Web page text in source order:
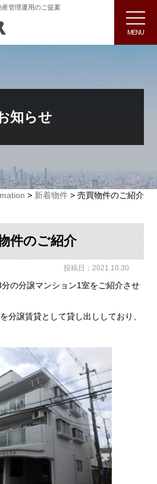
管理運用のご提案
MENU
知らせ
> 新着物件> 売買物件のご紹介
件のご紹介
投稿日：2021.10.30
の分譲マンション1室をご紹介させ
分譲賃貸として貸し出ししており、